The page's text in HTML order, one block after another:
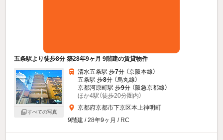
五条駅より徒歩8分 築28年9ヶ月 9階建の賃貸物件
すべての写真
清水五条駅 歩7分 （京阪本線）
五条駅 歩8分 （烏丸線）
京都河原町駅 歩9分 （阪急京都線）
ほか4駅（徒歩20分圏内）
京都府京都市下京区本上神明町
9階建 / 28年9ヶ月 / RC